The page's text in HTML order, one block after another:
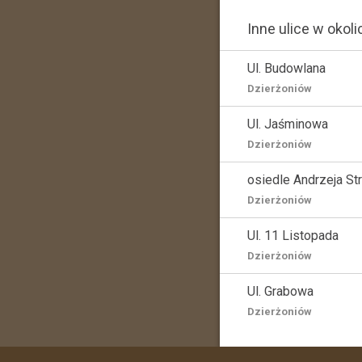
Inne ulice w
Ul. Budowlana
Dzierżoniów
Ul. Jaśminowa
Dzierżoniów
osiedle Andrzeja
Dzierżoniów
Ul. 11 Listopada
Dzierżoniów
Ul. Grabowa
Dzierżoniów